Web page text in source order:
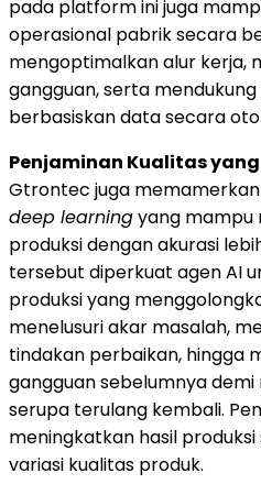
pada platform ini juga
operasional pabrik secara
mengoptimalkan alur kerja,
gangguan, serta
berbasiskan data secara
Penjaminan Kualitas
Gtrontec juga
deep learningyang mampu
produksi dengan akurasi
tersebut diperkuat agen AI
produksi yang
menelusuri akar masalah,
tindakan perbaikan, hingga
gangguan sebelumnya
serupa terulang kembali.
meningkatkan hasil
variasi kualitas produk.